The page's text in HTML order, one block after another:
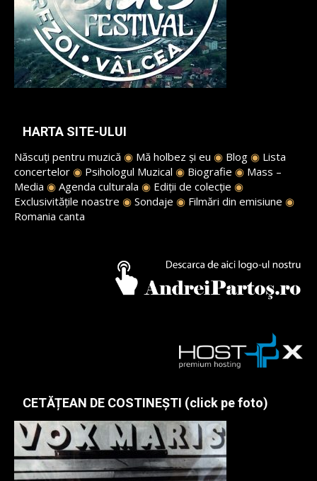
HARTA SITE-ULUI
Născuți pentru muzică ◉ Mă holbez și eu ◉ Blog ◉ Lista
concertelor ◉ Psihologul Muzical ◉ Biografie ◉ Mass –
Media ◉ Agenda culturala ◉ Ediții de colecție ◉
Exclusivitățile noastre ◉ Sondaje ◉ Filmări din emisiune ◉
Romania canta
CETĂȚEAN DE COSTINEȘTI (click pe foto)